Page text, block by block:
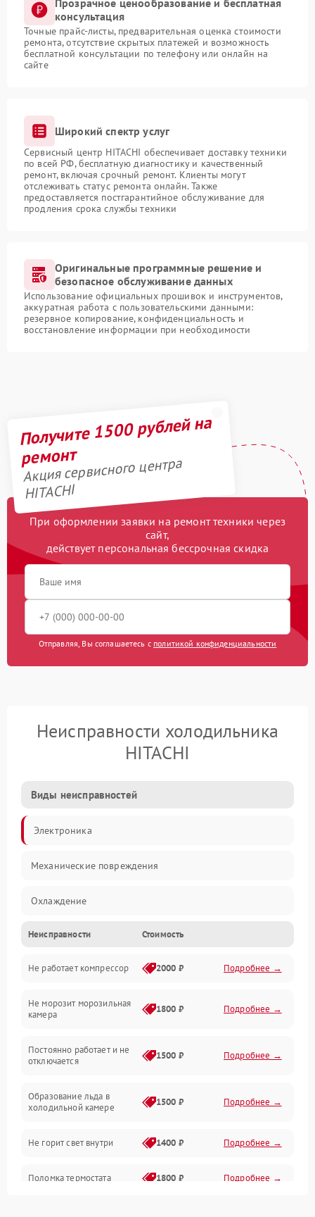
Прозрачное ценообразование и бесплатная
консультация
Точные прайс-листы, предварительная оценка стоимости
ремонта, отсутствие скрытых платежей и возможность
бесплатной консультации по телефону или онлайн на
сайте
Широкий спектр услуг
Сервисный центр HITACHI обеспечивает доставку техники
по всей РФ, бесплатную диагностику и качественный
ремонт, включая срочный ремонт. Клиенты могут
отслеживать статус ремонта онлайн. Также
предоставляется постгарантийное обслуживание для
продления срока службы техники
Оригинальные программные решение и
безопасное обслуживание данных
Использование официальных прошивок и инструментов,
аккуратная работа с пользовательскими данными:
резервное копирование, конфиденциальность и
восстановление информации при необходимости
Получите 1500 рублей на
ремонт
Акция сервисного центра
HITACHI
При оформлении заявки на ремонт техники через
сайт,
действует персональная бессрочная скидка
Отправляя, Вы соглашаетесь с политикой конфиденциальности
Неисправности холодильника
HITACHI
Виды неисправностей
Электроника
Механические повреждения
Охлаждение
Механика
Электропитание
Дренаж
Неисправности Стоимость
Не работает компрессор 2000 ₽ Подробнее →
Не морозит морозильная
камера
1800 ₽ Подробнее →
Постоянно работает и не
отключается
1500 ₽ Подробнее →
Образование льда в
холодильной камере
1500 ₽ Подробнее →
Не горит свет внутри 1400 ₽ Подробнее →
Поломка термостата 1800 ₽ Подробнее →